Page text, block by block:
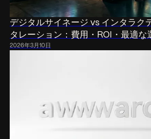
デジタルサイネージ vs インタラク
タレーション：費用・ROI・最適な
2026年3月10日